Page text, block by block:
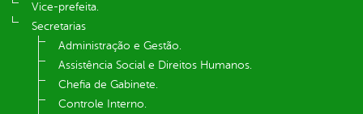
Vice-prefeita.
Secretarias
Administração e Gestão.
Assistência Social e Direitos Humanos.
Chefia de Gabinete.
Controle Interno.